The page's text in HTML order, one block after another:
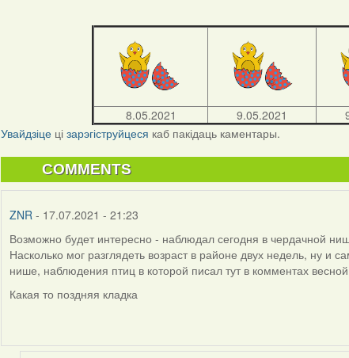
8.05.2021 9.05.2021
Увайдзіце цізарэгіструйцеся каб пакідаць каментары.
COMMENTS
ZNR - 17.07.2021 - 21:23
Возможно будет интересно - наблюдал сегодня в чердачной
Насколько мог разглядеть возраст в районе двух недель, ну
нише, наблюдения птиц в которой писал тут в комментах
Какая то поздняя кладка